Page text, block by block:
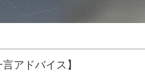
アドバイス】